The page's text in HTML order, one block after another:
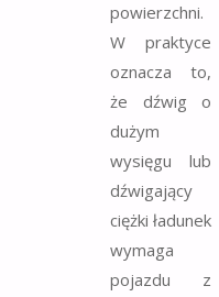
powierzchni.
W praktyce
oznacza to,
że dźwig o
dużym
wysięgu lub
dźwigający
ciężki ładunek
wymaga
pojazdu z